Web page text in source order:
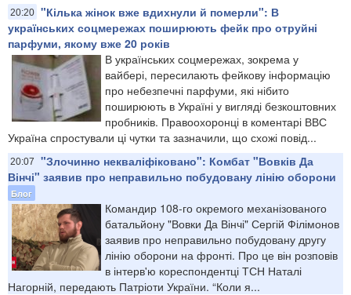
20:20 "Кілька жінок вже вдихнули й померли": В
українських соцмережах поширюють фейк про отруйні
парфуми, якому вже 20 років
В українських соцмережах, зокрема у
вайбері, пересилають фейкову інформацію
про небезпечні парфуми, які нібито
поширюють в Україні у вигляді безкоштовних
пробників. Правоохоронці в коментарі ВВС
Україна спростували ці чутки та зазначили, що схожі повід...
20:07
"Злочинно некваліфіковано": Комбат "Вовків Да
Вінчі" заявив про неправильно побудовану лінію оборони
Блог
Командир 108-го окремого механізованого
батальйону "Вовки Да Вінчі" Сергій Філімонов
заявив про неправильно побудовану другу
лінію оборони на фронті. Про це він розповів
в інтерв'ю кореспондентці ТСН Наталі
Нагорній, передають Патріоти України. “Коли я...